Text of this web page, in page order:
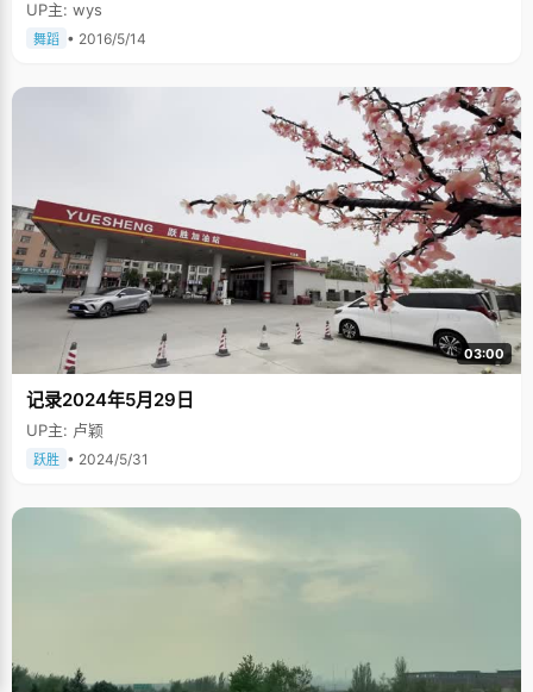
UP主: wys
舞蹈 • 2016/5/14
03:00
记录2024年5月29日
UP主: 卢颖
跃胜 • 2024/5/31